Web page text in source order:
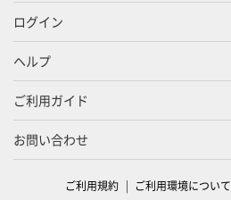
ログイン
ヘルプ
ご利用ガイド
お問い合わせ
ご利用規約 ご利用環境について